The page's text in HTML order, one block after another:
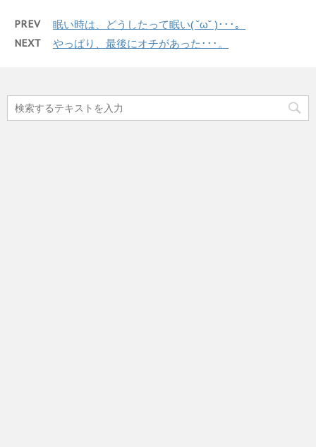
PREV 眠い時は、どうしたって眠い( ˘ω˘ )･･･。
NEXT やっぱり、最後にオチがあった･･･。